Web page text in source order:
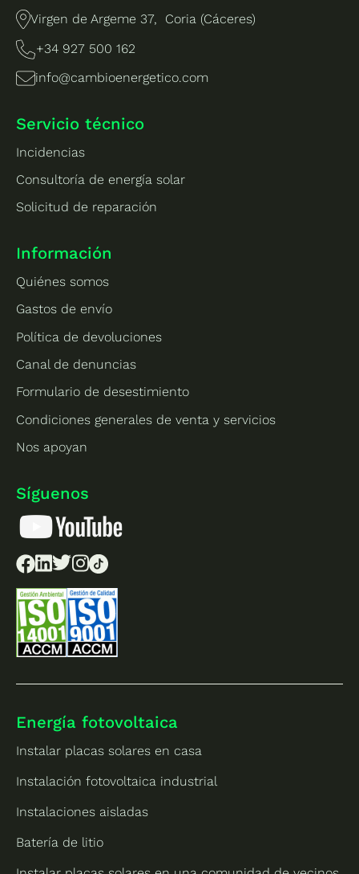
Virgen de Argeme 37, Coria (Cáceres)
+34 927 500 162
info@cambioenergetico.com
Servicio técnico
Incidencias
Consultoría de energía solar
Solicitud de reparación
Información
Quiénes somos
Gastos de envío
Política de devoluciones
Canal de denuncias
Formulario de desestimiento
Condiciones generales de venta y servicios
Nos apoyan
Síguenos
Energía fotovoltaica
Instalar placas solares en casa
Instalación fotovoltaica industrial
Instalaciones aisladas
Batería de litio